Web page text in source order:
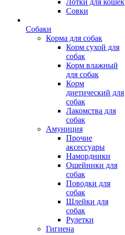
Лотки для кошек
Совки
Собаки
Корма для собак
Корм сухой для
собак
Корм влажный
для собак
Корм
диетический для
собак
Лакомства для
собак
Амуниция
Прочие
аксессуары
Намордники
Ошейники для
собак
Поводки для
собак
Шлейки для
собак
Рулетки
Гигиена